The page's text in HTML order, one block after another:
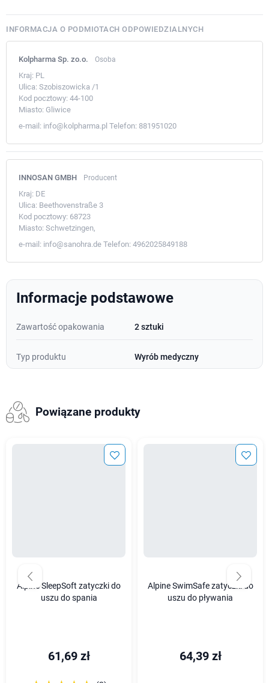
INFORMACJA O PODMIOTACH ODPOWIEDZIALNYCH
Kolpharma Sp. zo.o. Osoba
Kraj: PL
Ulica: Szobiszowicka /1
Kod pocztowy: 44-100
Miasto: Gliwice
e-mail: info@kolpharma.pl Telefon: 881951020
INNOSAN GMBH Producent
Kraj: DE
Ulica: Beethovenstraße 3
Kod pocztowy: 68723
Miasto: Schwetzingen,
e-mail: info@sanohra.de Telefon: 4962025849188
Informacje podstawowe
Zawartość opakowania 2 sztuki
Typ produktu Wyrób medyczny
Powiązane produkty
Alpine SleepSoft zatyczki do
uszu do spania
61,69 zł
Alpine SwimSafe zatyczki do
uszu do pływania
64,39 zł